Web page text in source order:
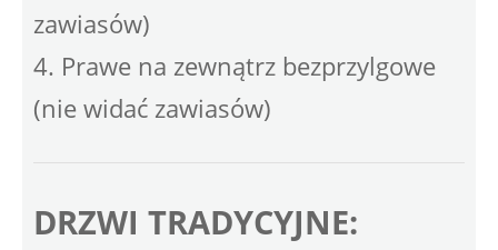
zawiasów)
4. Prawe na zewnątrz bezprzylgowe
(nie widać zawiasów)
DRZWI TRADYCYJNE: